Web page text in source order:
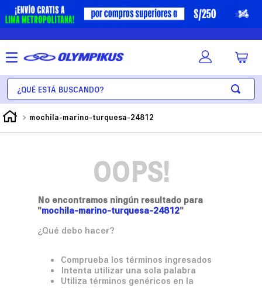
¿Qué está buscando?
mochila-marino-turquesa-24812
OOPS!
No encontramos ningún resultado para
"mochila-marino-turquesa-24812"
¿Qué debo hacer?
Comprueba los términos ingresados
Intenta utilizar una sola palabra
Utiliza términos genéricos en la